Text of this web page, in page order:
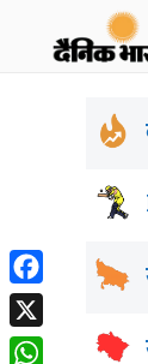
Facebook
X